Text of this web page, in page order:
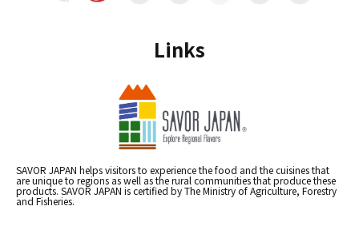
Links
SAVOR JAPAN helps visitors to experience the food and the cuisines that
are unique to regions as well as the rural communities that produce these
products. SAVOR JAPAN is certified by The Ministry of Agriculture, Forestry
and Fisheries.